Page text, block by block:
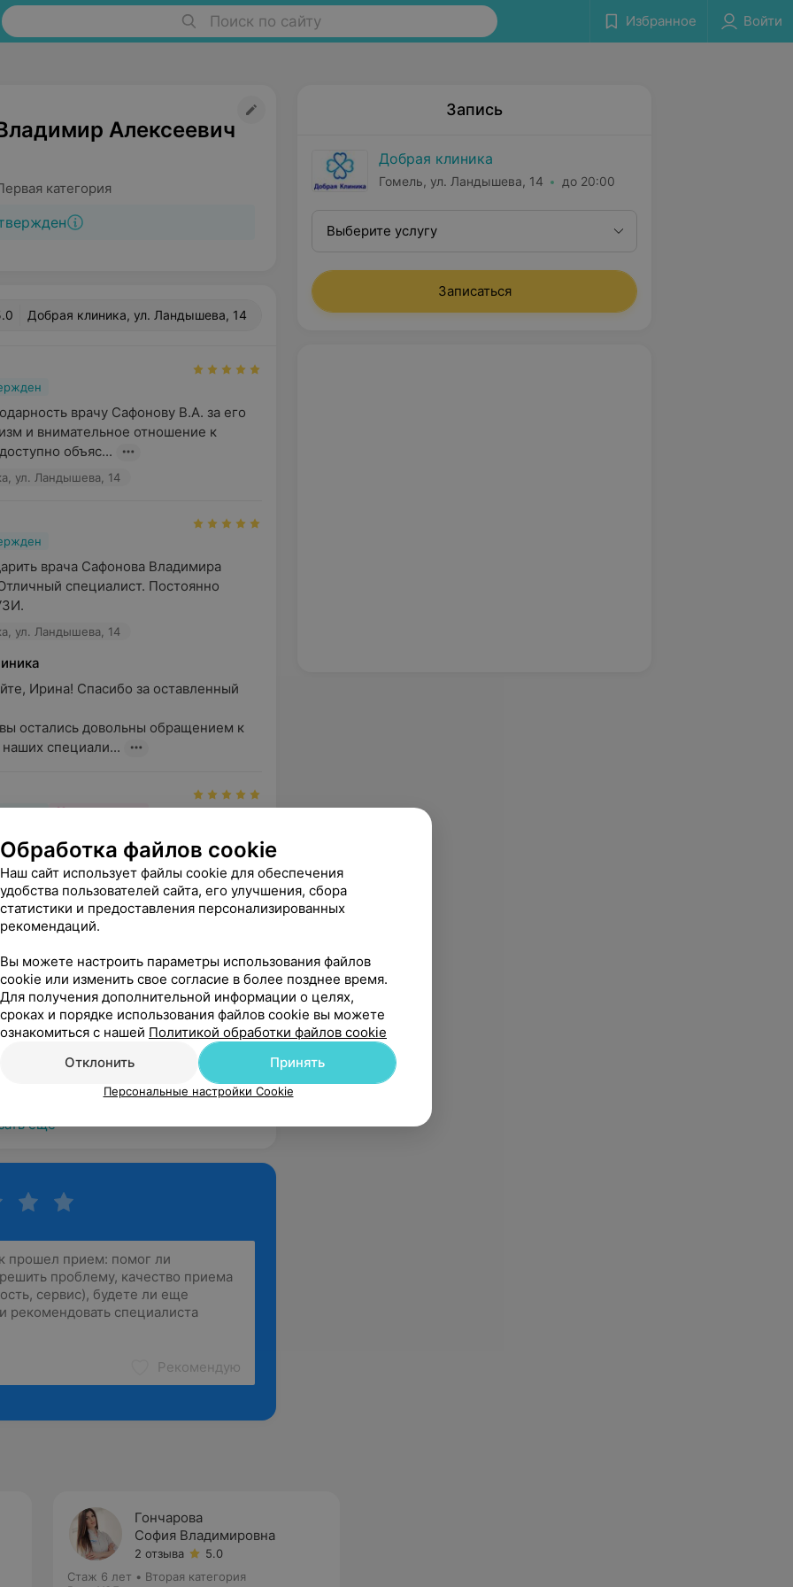
Поиск по сайту Избранное Войти
Алексеевич
категория
Добрая клиника, ул. Ландышева, 14
врачу Сафонову В.А. за его
и внимательное отношение к
объяс...
ул. Ландышева, 14
врача Сафонова Владимира
специалист. Постоянно
ул. Ландышева, 14
Ирина! Спасибо за оставленный
остались довольны обращением к
специали...
Рекомендую
врача Сафонова Владимира
узи брюшной полости! Спасибо за
помощь,...
ул. Ландышева, 14
ваше обращение.
вы по достоинству оценили
помощи, желаем...
ещё
Рекомендую
Запись
Добрая клиника
Гомель, ул. Ландышева, 14 до 20:00
Выберите услугу
Записаться
Гончарова
София Владимировна
2 отзыва
5.0
Стаж 6 лет • Вторая категория
Обработка файлов cookie
Наш сайт использует файлы cookie для обеспечения
удобства пользователей сайта, его улучшения, сбора
статистики и предоставления персонализированных
рекомендаций.
Вы можете настроить параметры использования файлов
cookie или изменить свое согласие в более позднее время.
Для получения дополнительной информации о целях,
сроках и порядке использования файлов cookie вы можете
ознакомиться с нашей Политикой обработки файлов cookie
Отклонить
Принять
Персональные настройки Cookie